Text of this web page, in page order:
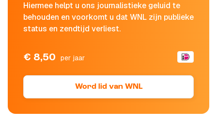
Hiermee helpt u ons journalistieke geluid te
behouden en voorkomt u dat WNL zijn publieke
status en zendtijd verliest.
€ 8,50 per jaar
Word lid van WNL